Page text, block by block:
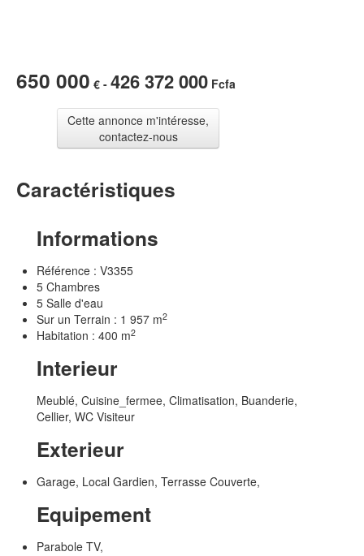
650 000 € - 426 372 000 Fcfa
Cette annonce m'intéresse,
contactez-nous
Caractéristiques
Informations
Référence : V3355
5 Chambres
5 Salle d'eau
Sur un Terrain : 1 957 m2
Habitation : 400 m2
Interieur
Meublé, Cuisine_fermee, Climatisation, Buanderie,
Cellier, WC Visiteur
Exterieur
Garage, Local Gardien, Terrasse Couverte,
Equipement
Parabole TV,